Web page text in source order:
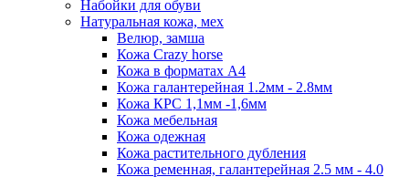
Набойки для обуви
Натуральная кожа, мех
Велюр, замша
Кожа Crazy horse
Кожа в форматах А4
Кожа галантерейная 1.2мм - 2.8мм
Кожа КРС 1,1мм -1,6мм
Кожа мебельная
Кожа одежная
Кожа растительного дубления
Кожа ременная, галантерейная 2.5 мм - 4.0